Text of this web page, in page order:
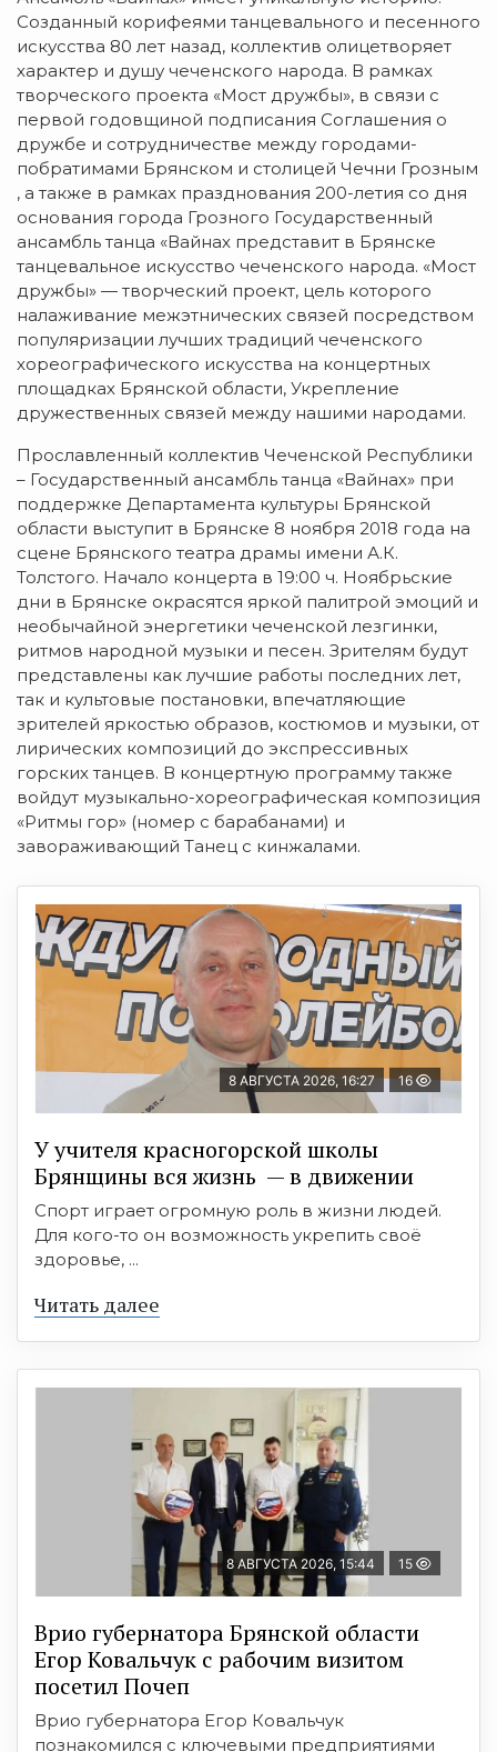
Созданный корифеями танцевального и песенного
искусства 80 лет назад, коллектив олицетворяет
характер и душу чеченского народа. В рамках
творческого проекта «Мост дружбы», в связи с
первой годовщиной подписания Соглашения о
дружбе и сотрудничестве между городами-
побратимами Брянском и столицей Чечни Грозным
, а также в рамках празднования 200-летия со дня
основания города Грозного Государственный
ансамбль танца «Вайнах представит в Брянске
танцевальное искусство чеченского народа. «Мост
дружбы» — творческий проект, цель которого
налаживание межэтнических связей посредством
популяризации лучших традиций чеченского
хореографического искусства на концертных
площадках Брянской области, Укрепление
дружественных связей между нашими народами.
Прославленный коллектив Чеченской Республики
– Государственный ансамбль танца «Вайнах» при
поддержке Департамента культуры Брянской
области выступит в Брянске 8 ноября 2018 года на
сцене Брянского театра драмы имени А.К.
Толстого. Начало концерта в 19:00 ч. Ноябрьские
дни в Брянске окрасятся яркой палитрой эмоций и
необычайной энергетики чеченской лезгинки,
ритмов народной музыки и песен. Зрителям будут
представлены как лучшие работы последних лет,
так и культовые постановки, впечатляющие
зрителей яркостью образов, костюмов и музыки, от
лирических композиций до экспрессивных
горских танцев. В концертную программу также
войдут музыкально-хореографическая композиция
«Ритмы гор» (номер с барабанами) и
завораживающий Танец с кинжалами.
8 АВГУСТА 2026, 16:27 16
У учителя красногорской школы
Брянщины вся жизнь — в движении
Спорт играет огромную роль в жизни людей.
Для кого-то он возможность укрепить своё
здоровье, ...
Читать далее
8 АВГУСТА 2026, 15:44 15
Врио губернатора Брянской области
Егор Ковальчук с рабочим визитом
посетил Почеп
Врио губернатора Егор Ковальчук
познакомился с ключевыми предприятиями